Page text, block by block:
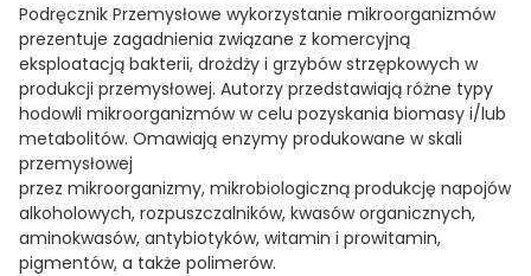
Podręcznik Przemysłowe wykorzystanie mikroorganizmów
prezentuje zagadnienia związane z komercyjną
eksploatacją bakterii, drożdży i grzybów strzępkowych w
produkcji przemysłowej. Autorzy przedstawiają różne typy
hodowli mikroorganizmów w celu pozyskania biomasy i/lub
metabolitów. Omawiają enzymy produkowane w skali
przemysłowej
przez mikroorganizmy, mikrobiologiczną produkcję napojów
alkoholowych, rozpuszczalników, kwasów organicznych,
aminokwasów, antybiotyków, witamin i prowitamin,
pigmentów, a także polimerów.